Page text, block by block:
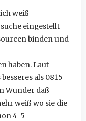
weiß
eingestellt
binden und
haben. Laut
als 0815
Wunder daß
weiß wo sie die
4-5